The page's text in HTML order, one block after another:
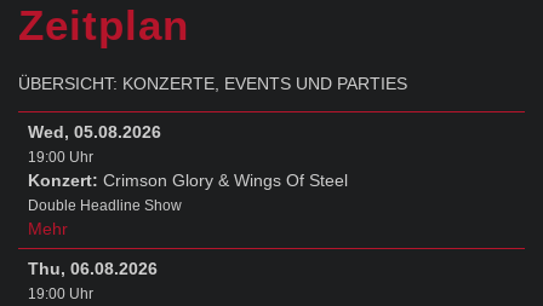
Zeitplan
ÜBERSICHT: KONZERTE, EVENTS UND PARTIES
Wed, 05.08.2026
19:00 Uhr
Konzert: Crimson Glory & Wings Of Steel
Double Headline Show
Mehr
Thu, 06.08.2026
19:00 Uhr